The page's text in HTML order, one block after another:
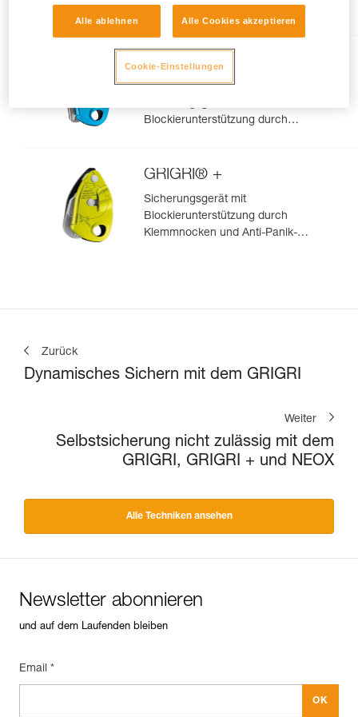
Im Artikel erklärt
GRIGRI®
Kompaktes und vielseitiges
Blockierunterstützung durch
GRIGRI® +
Sicherungsgerät mit
Blockierunterstützung durch
Klemmnocken und Anti-Panik-
Zurück
Dynamisches Sichern mit dem GRIGRI
Weiter
Selbstsicherung nicht zulässig mit dem
GRIGRI, GRIGRI + und NEOX
Alle Techniken ansehen
Newsletter abonnieren
und auf dem Laufenden bleiben
Email *
Alle ablehnen Alle Cookies akzeptieren
Cookie-Einstellungen